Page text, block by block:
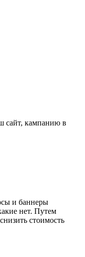
сайт, кампанию в
и баннеры
нет. Путем
стоимость